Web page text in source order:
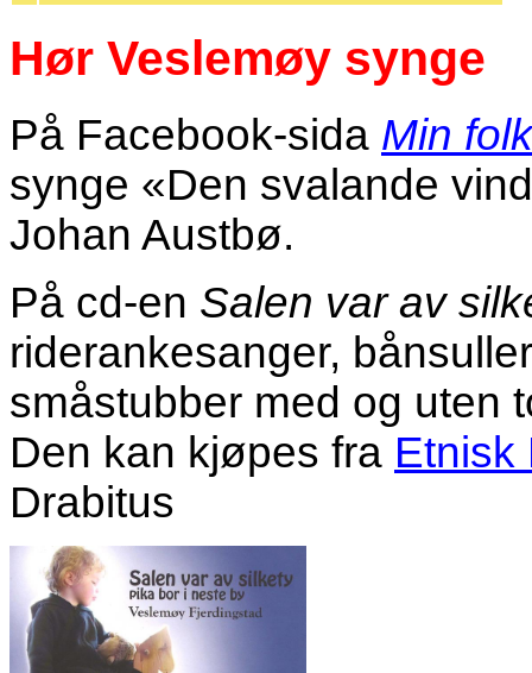
Hør Veslemøy synge
På Facebook-sida Min
synge «Den svalande
Johan Austbø.
På cd-en Salen var av
riderankesanger,
småstubber med og uten
Den kan kjøpes fra Etnisk
Drabitus